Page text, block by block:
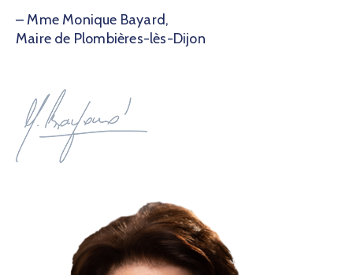
– Mme Monique Bayard,
Maire de Plombières-lès-Dijon